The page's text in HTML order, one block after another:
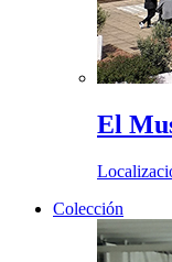
El
Colección